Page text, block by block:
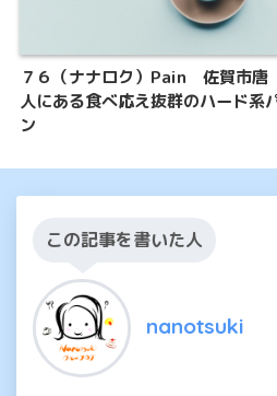
７６（ナナロク）Pain 佐賀市唐
人にある食べ応え抜群のハード系
ン
この記事を書いた人
nanotsuki